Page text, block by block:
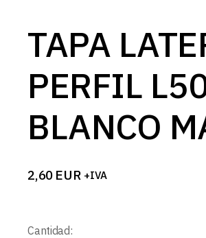
TAPA
PERFIL
BLANCO
2,60 EUR +IVA
Cantidad: